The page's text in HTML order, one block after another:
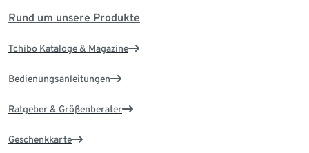
Rund um unsere Produkte
Tchibo Kataloge & Magazine
Bedienungsanleitungen
Ratgeber & Größenberater
Geschenkkarte